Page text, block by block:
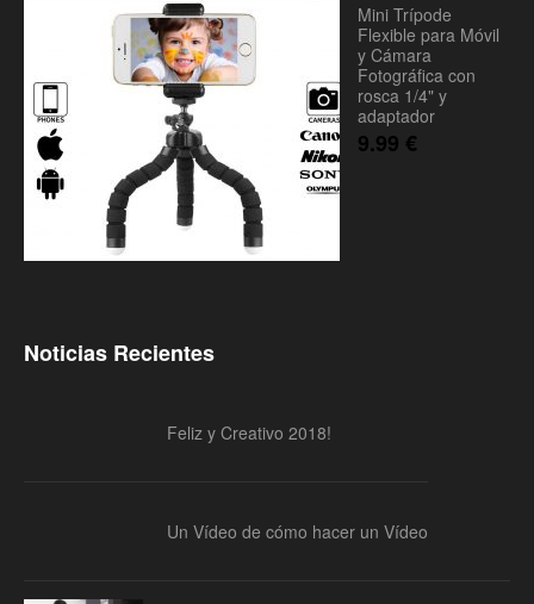
Mini Trípode
Flexible para Móvil
y Cámara
Fotográfica con
rosca 1/4" y
adaptador
9.99 €
Noticias Recientes
Feliz y Creativo 2018!
Un Vídeo de cómo hacer un Vídeo